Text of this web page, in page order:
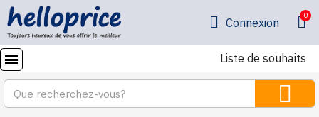
Connexion
Liste de souhaits